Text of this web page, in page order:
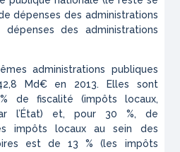
dépenses des administrations
des administrations
administrations publiques
Md€ en 2013. Elles sont
de fiscalité (impôts locaux,
l’État) et, pour 30 %, de
impôts locaux au sein des
est de 13 % (les impôts